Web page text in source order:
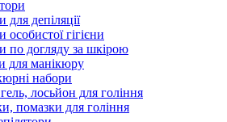
для депіляції
особистої гігієни
по догляду за шкірою
для манікюру
набори
лосьйон для гоління
помазки для гоління